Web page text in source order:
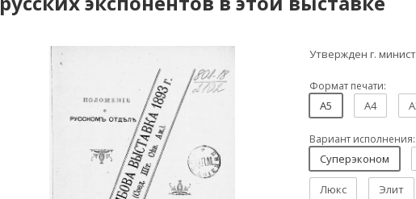
Утвержден г.
Формат печати:
A5 A4
Вариант исполнения:
Суперэконом
Люкс Элит